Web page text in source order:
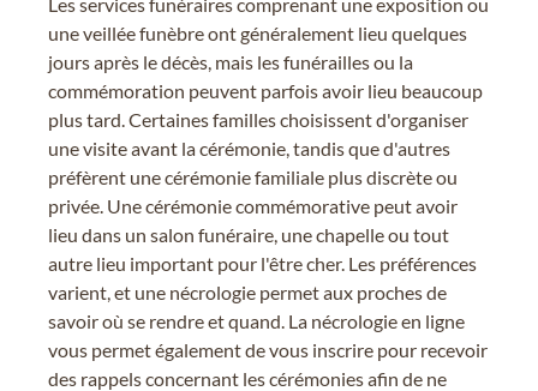
une veillée funèbre ont généralement lieu quelques
jours après le décès, mais les funérailles ou la
commémoration peuvent parfois avoir lieu beaucoup
plus tard. Certaines familles choisissent d'organiser
une visite avant la cérémonie, tandis que d'autres
préfèrent une cérémonie familiale plus discrète ou
privée. Une cérémonie commémorative peut avoir
lieu dans un salon funéraire, une chapelle ou tout
autre lieu important pour l'être cher. Les préférences
varient, et une nécrologie permet aux proches de
savoir où se rendre et quand. La nécrologie en ligne
vous permet également de vous inscrire pour recevoir
des rappels concernant les cérémonies afin de ne